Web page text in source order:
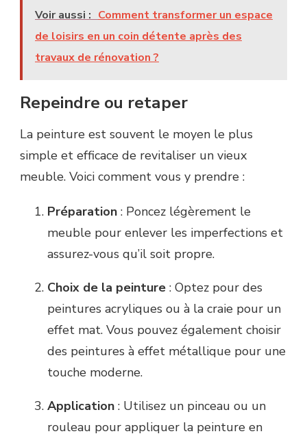
Voir aussi : Comment transformer un espace
de loisirs en un coin détente après des
travaux de rénovation ?
Repeindre ou retaper
La peinture est souvent le moyen le plus
simple et efficace de revitaliser un vieux
meuble. Voici comment vous y prendre :
Préparation : Poncez légèrement le
meuble pour enlever les imperfections et
assurez-vous qu’il soit propre.
Choix de la peinture : Optez pour des
peintures acryliques ou à la craie pour un
effet mat. Vous pouvez également choisir
des peintures à effet métallique pour une
touche moderne.
Application : Utilisez un pinceau ou un
rouleau pour appliquer la peinture en